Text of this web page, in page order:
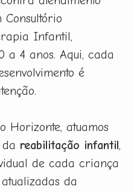
Consultório
Infantil,
a 4 anos. Aqui, cada
é
Horizonte, atuamos
reabilitação infantil,
de cada criança
da